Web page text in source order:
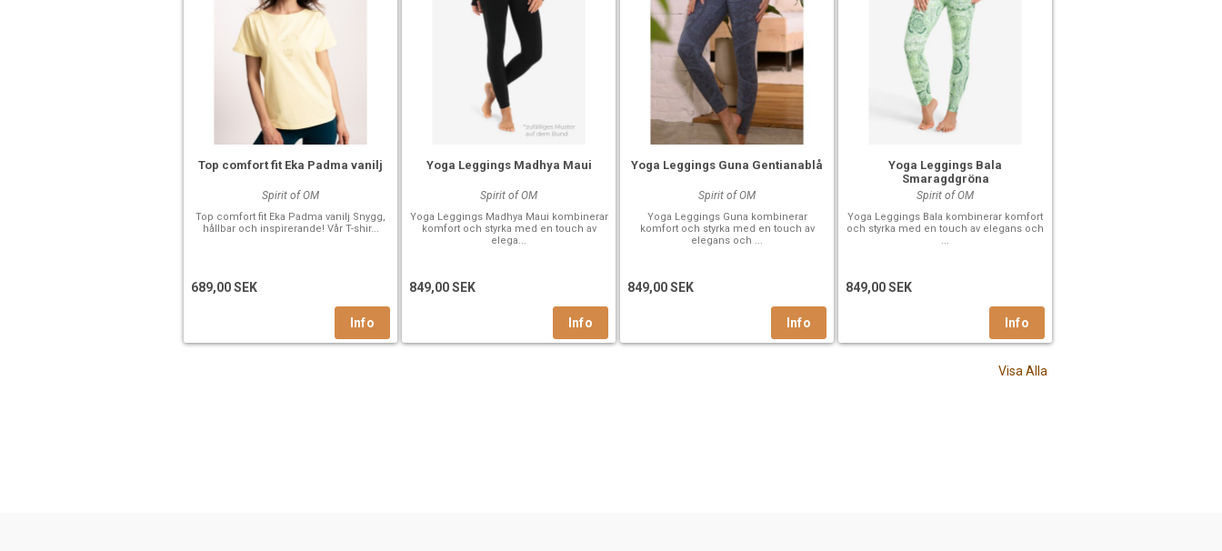
Top comfort fit Eka Padma vanilj
Spirit of OM
Top comfort fit Eka Padma vanilj Snygg,
hållbar och inspirerande! Vår T-shir...
689,00 SEK
Yoga Leggings Madhya Maui
Spirit of OM
Yoga Leggings Madhya Maui kombinerar
komfort och styrka med en touch av
elega...
849,00 SEK
Yoga Leggings Guna Gentianablå
Spirit of OM
Yoga Leggings Guna kombinerar
komfort och styrka med en touch av
elegans och ...
849,00 SEK
Yoga Leggings Bala
Smaragdgröna
Spirit of OM
Yoga Leggings Bala kombinerar komfort
och styrka med en touch av elegans och
...
849,00 SEK
Visa Alla